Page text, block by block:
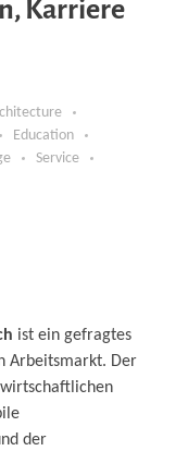
Karriere
Education
Service
ist ein gefragtes
Arbeitsmarkt. Der
der